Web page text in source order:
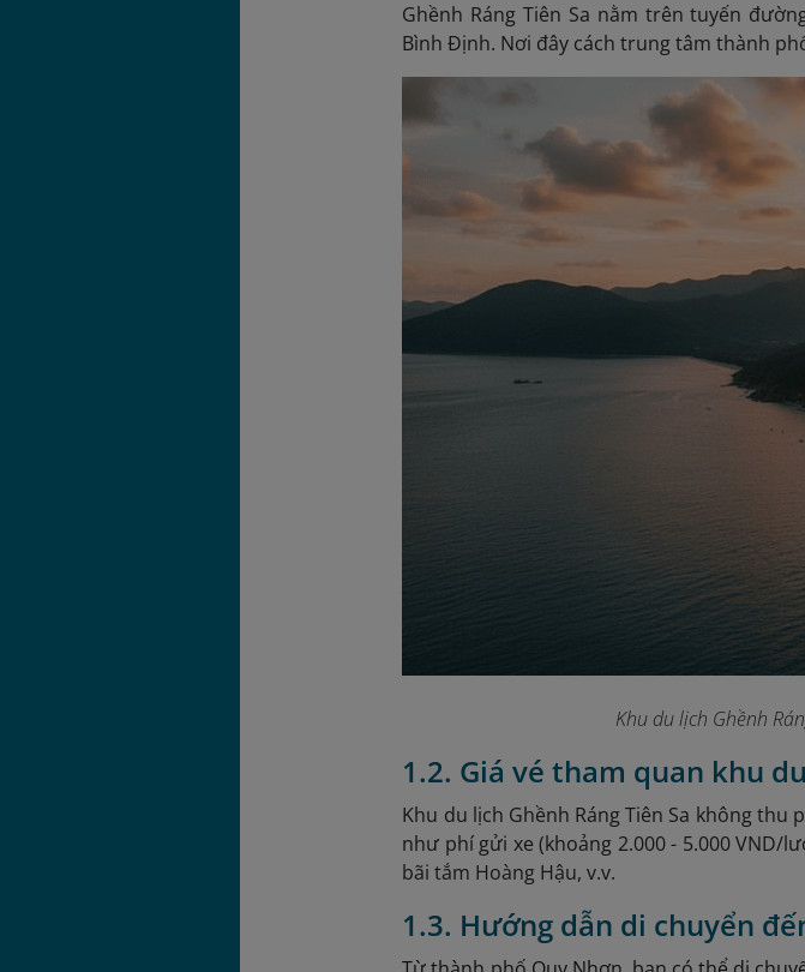
Ghềnh Ráng Tiên Sa nằm trên tuyến
Bình Định. Nơi đây cách trung tâm thành
Khu du lịch Ghềnh
1.2. Giá vé tham quan khu
Khu du lịch Ghềnh Ráng Tiên Sa không
như phí gửi xe (khoảng 2.000 - 5.000 VND/
bãi tắm Hoàng Hậu, v.v.
1.3. Hướng dẫn di chuyển